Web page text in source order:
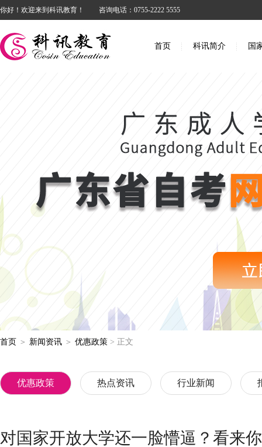
你好！欢迎来到科讯教育！ 咨询电话：0755-2222 5555
首页 科讯简介 国
首页 ＞ 新闻资讯 ＞ 优惠政策 > 正文
优惠政策 热点资讯 行业新闻
对国家开放大学还一脸懵逼？看来